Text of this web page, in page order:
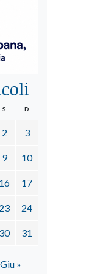
S D
2 3
9 10
16 17
23 24
30 31
Giu »